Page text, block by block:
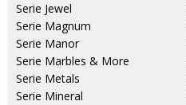
Serie Jewel
Serie Magnum
Serie Manor
Serie Marbles & More
Serie Metals
Serie Mineral